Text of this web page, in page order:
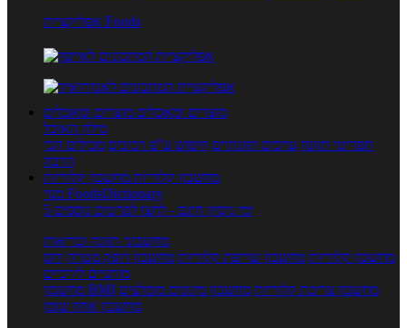
אפליקציית Foods
מוצרים ומאכלים מוצרים ומאכלים
מילון האוכל
תפריטי תזונה ערכים תזונתיים חיפוש ע"פ רכיבים מכילים הכי
הרבה
מחשבון קלוריות מחשבון קלוריות
מנוי FoodsDictionary
5 ימי ניסיון חינם - לחצו לפרטים נוספים
מחשבוני תזונה ובריאות
מחשבון קלוריות מחשבון שריפת קלוריות מחשבון דופק מטרה יחס
מותניים לירכיים
מחשבון BMI
מחשבון צריכת קלוריות מחשבון מינונים מומלצים
מחשבון אחוז שומן